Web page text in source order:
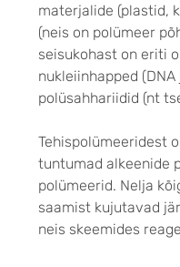
materjalide (plastid,
(neis on polümeer
seisukohast on eriti
nukleiinhapped (DNA
polüsahhariidid (nt
Tehispolümeeridest
tuntumad alkeenide
polümeerid. Nelja
saamist kujutavad
neis skeemides